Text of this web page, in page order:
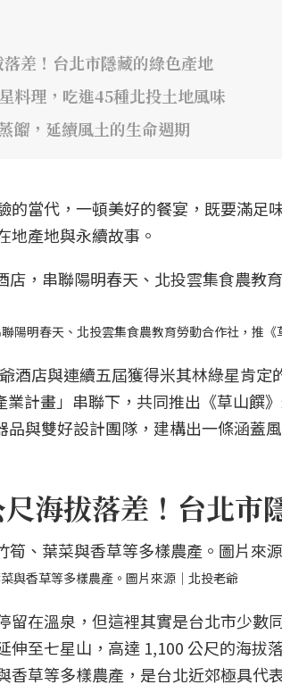
差！台北市隱藏的綠色產地
料理，吃進45種北投土地風味
餾，延續風土的生命週期
的當代，一頓美好的餐宴，既要滿足
地產地與永續故事。
陽明春天、北投雲集食農教育勞動合作社，推
酒店與連續五屆獲得米其林綠星肯
業計畫」串聯下，共同推出《草山饌
品與雙好設計團隊，建構出一條涵蓋
海拔落差！台北市
與香草等多樣農產。圖片來源｜北投老爺
留在溫泉，但這裡其實是台北市少數
伸至七星山，高達 1,100 公尺的海拔
香草等多樣農產，是台北近郊極具代